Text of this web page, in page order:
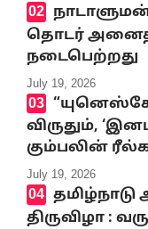
தொடர்
நடைபெற்றது
July 19, 2026
விருதும்,
கும்பலின்
July 19, 2026
திருவிழா :